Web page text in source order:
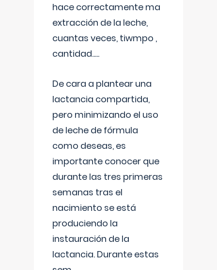
hace correctamente ma
extracción de la leche,
cuantas veces, tiwmpo ,
cantidad.....
De cara a plantear una
lactancia compartida,
pero minimizando el uso
de leche de fórmula
como deseas, es
importante conocer que
durante las tres primeras
semanas tras el
nacimiento se está
produciendo la
instauración de la
lactancia. Durante estas